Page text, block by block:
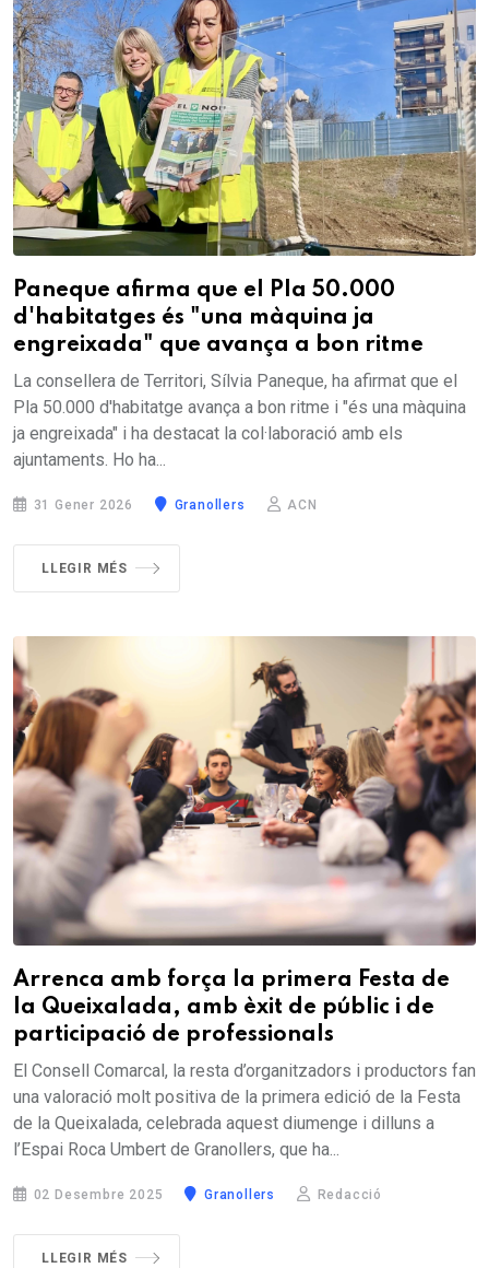
Paneque afirma que el Pla 50.000
d'habitatges és "una màquina ja
engreixada" que avança a bon ritme
La consellera de Territori, Sílvia Paneque, ha afirmat que el
Pla 50.000 d'habitatge avança a bon ritme i "és una màquina
ja engreixada" i ha destacat la col·laboració amb els
ajuntaments. Ho ha...
31 Gener 2026 Granollers ACN
LLEGIR MÉS
Arrenca amb força la primera Festa de
la Queixalada, amb èxit de públic i de
participació de professionals
El Consell Comarcal, la resta d’organitzadors i productors fan
una valoració molt positiva de la primera edició de la Festa
de la Queixalada, celebrada aquest diumenge i dilluns a
l’Espai Roca Umbert de Granollers, que ha...
02 Desembre 2025 Granollers Redacció
LLEGIR MÉS